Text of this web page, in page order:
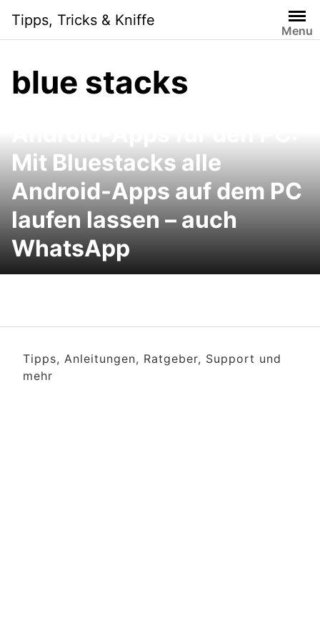
content
Tipps, Tricks & Kniffe
Menu
blue stacks
Mit Bluestacks alle
Android-Apps auf dem PC
laufen lassen – auch
WhatsApp
Tipps, Anleitungen, Ratgeber, Support und
mehr